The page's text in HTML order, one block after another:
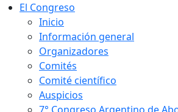
El Congreso
Inicio
Información general
Organizadores
Comités
Comité científico
Auspicios